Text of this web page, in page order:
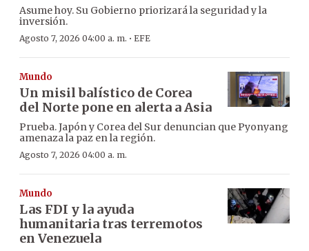
Asume hoy. Su Gobierno priorizará la seguridad y la
inversión.
Agosto 7, 2026 04:00 a. m. · EFE
Mundo
Un misil balístico de Corea
del Norte pone en alerta a Asia
Prueba. Japón y Corea del Sur denuncian que Pyonyang
amenaza la paz en la región.
Agosto 7, 2026 04:00 a. m.
Mundo
Las FDI y la ayuda
humanitaria tras terremotos
en Venezuela